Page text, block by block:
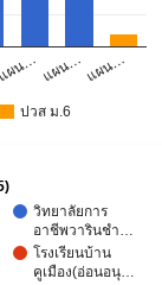
ปวส ม.6
ผน… แผน…แผน…
วิทยาลัยการ
อาชีพวารินชำ…
โรงเรียนบ้าน
คูเมือง(อ่อนอนุ…